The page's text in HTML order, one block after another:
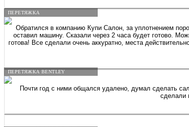
ПЕРЕТЯЖКА
ПЕРЕТЯЖКА BENTLEY
Обратился в компанию Купи Салон, за уплотнением
оставил машину. Сказали через 2 часа будет готово.
готова! Все сделали очень аккуратно, места действительно стали
Почти год с ними общался удалено, думал сделать салон на другую машину, но созрел сделать руль кожанным на шкода октавия. Менеджер Николос (мой земляк), кукушку я ему вынес конечно капец. Но
сделали